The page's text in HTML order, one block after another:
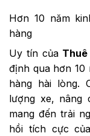
Hơn 10 năm
hàng
Uy tín của
định qua hơn 10
hàng hài lòng.
lượng xe, nâng
mang đến trải
hồi tích cực